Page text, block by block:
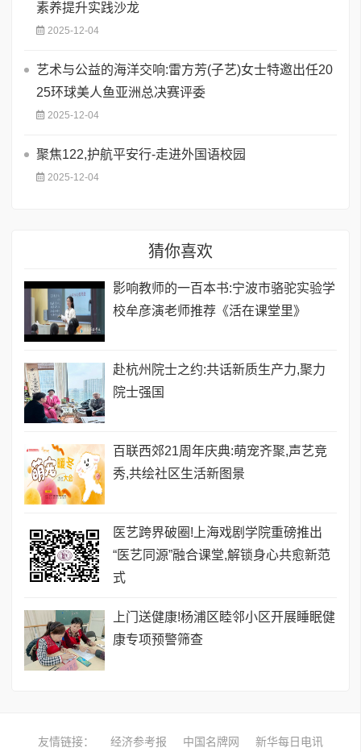
素养提升实践沙龙
2025-12-04
艺术与公益的海洋交响:雷方芳(子艺)女士特邀出任20
25环球美人鱼亚洲总决赛评委
2025-12-04
聚焦122,护航平安行-走进外国语校园
2025-12-04
猜你喜欢
影响教师的一百本书:宁波市骆驼实验学
校牟彦演老师推荐《活在课堂里》
赴杭州院士之约:共话新质生产力,聚力
院士强国
百联西郊21周年庆典:萌宠齐聚,声艺竞
秀,共绘社区生活新图景
医艺跨界破圈!上海戏剧学院重磅推出
“医艺同源”融合课堂,解锁身心共愈新范
式
上门送健康!杨浦区睦邻小区开展睡眠健
康专项预警筛查
友情链接： 经济参考报 中国名牌网 新华每日电讯